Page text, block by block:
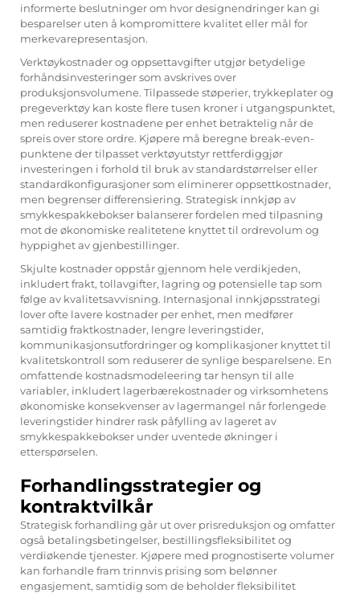
informerte beslutninger om hvor designendringer kan gi
besparelser uten å kompromittere kvalitet eller mål for
merkevarepresentasjon.
Verktøykostnader og oppsettavgifter utgjør betydelige
forhåndsinvesteringer som avskrives over
produksjonsvolumene. Tilpassede støperier, trykkeplater og
pregeverktøy kan koste flere tusen kroner i utgangspunktet,
men reduserer kostnadene per enhet betraktelig når de
spreis over store ordre. Kjøpere må beregne break-even-
punktene der tilpasset verktøyutstyr rettferdiggjør
investeringen i forhold til bruk av standardstørrelser eller
standardkonfigurasjoner som eliminerer oppsettkostnader,
men begrenser differensiering. Strategisk innkjøp av
smykkespakkebokser balanserer fordelen med tilpasning
mot de økonomiske realitetene knyttet til ordrevolum og
hyppighet av gjenbestillinger.
Skjulte kostnader oppstår gjennom hele verdikjeden,
inkludert frakt, tollavgifter, lagring og potensielle tap som
følge av kvalitetsavvisning. Internasjonal innkjøpsstrategi
lover ofte lavere kostnader per enhet, men medfører
samtidig fraktkostnader, lengre leveringstider,
kommunikasjonsutfordringer og komplikasjoner knyttet til
kvalitetskontroll som reduserer de synlige besparelsene. En
omfattende kostnadsmodeleering tar hensyn til alle
variabler, inkludert lagerbærekostnader og virksomhetens
økonomiske konsekvenser av lagermangel når forlengede
leveringstider hindrer rask påfylling av lageret av
smykkespakkebokser under uventede økninger i
etterspørselen.
Forhandlingsstrategier og
kontraktvilkår
Strategisk forhandling går ut over prisreduksjon og omfatter
også betalingsbetingelser, bestillingsfleksibilitet og
verdiøkende tjenester. Kjøpere med prognostiserte volumer
kan forhandle fram trinnvis prising som belønner
engasjement, samtidig som de beholder fleksibilitet